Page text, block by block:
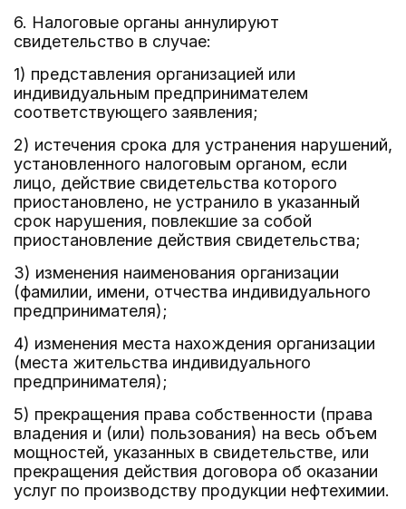
6. Налоговые органы аннулируют
свидетельство в случае:
1) представления организацией или
индивидуальным предпринимателем
соответствующего заявления;
2) истечения срока для устранения нарушений,
установленного налоговым органом, если
лицо, действие свидетельства которого
приостановлено, не устранило в указанный
срок нарушения, повлекшие за собой
приостановление действия свидетельства;
3) изменения наименования организации
(фамилии, имени, отчества индивидуального
предпринимателя);
4) изменения места нахождения организации
(места жительства индивидуального
предпринимателя);
5) прекращения права собственности (права
владения и (или) пользования) на весь объем
мощностей, указанных в свидетельстве, или
прекращения действия договора об оказании
услуг по производству продукции нефтехимии.